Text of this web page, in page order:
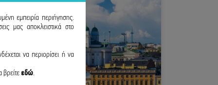
εμπειρία περιήγησης.
μας αποκλειστικά στο
να περιορίσει ή να
βρείτεεδώ.